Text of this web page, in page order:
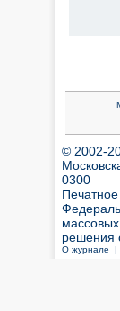
© 2002-
0300
решения
О журнале |